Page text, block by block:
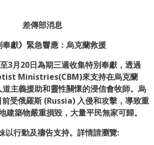
差傳部消息
奉獻》緊急響應：烏克蘭救援
3月20日為期三週收集特別奉獻，透過
Ministries(CBM)來支持在烏克蘭
主義援助和靈性關懷的浸信會牧師。烏
受俄羅斯 (Russia) 入侵和攻擊，導致重
建築物嚴重損毀，大量平民無家可歸。
以行動及禱告支持。詳情請瀏覽: